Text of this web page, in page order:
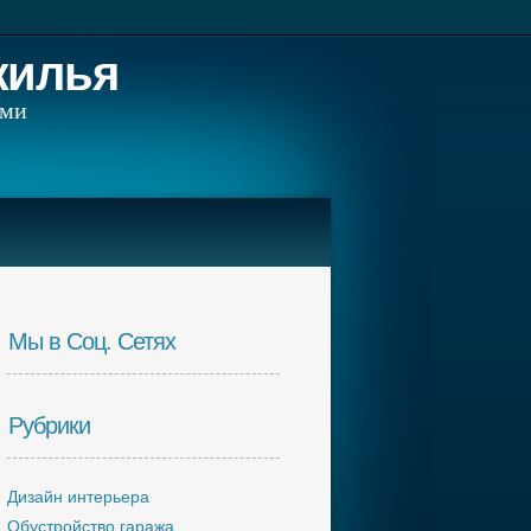
Мы в Соц. Сетях
Рубрики
Дизайн интерьера
Обустройство гаража